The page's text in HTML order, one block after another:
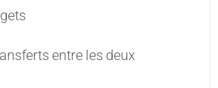
entre les deux